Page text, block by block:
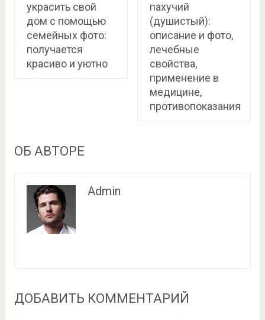
украсить свой
дом с помощью
семейных фото:
получается
красиво и уютно
пахучий
(душистый):
описание и фото,
лечебные
свойства,
применение в
медицине,
противопоказания
ОБ АВТОРЕ
Admin
ДОБАВИТЬ КОММЕНТАРИЙ